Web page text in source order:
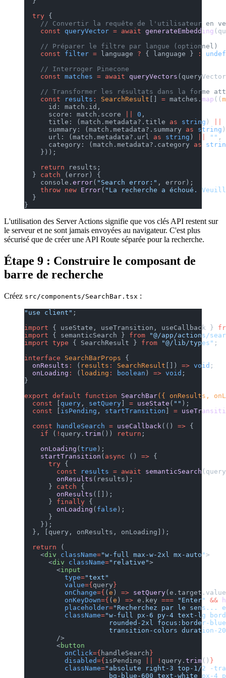
  try
{
// Convertir la requête de l'utilisateur en
    const
queryVector = await generateEmbedding
    // Préparer le filtre par langue (optionnel)
    const
filter = language ? { language } :
    // Interroger Pinecone
    const
matches = await queryVectors
// Transformer les résultats dans la forme
    const
results : SearchResult = matches. map ((
      id: match.id,
      score: match.score
0 ,
      title: (match.metadata?.title
as string )
      summary: (match.metadata?.summary
as string
      url: (match.metadata?.url
as string ) "" ,
      category: (match.metadata?.category
as
    }));
    return
results;
  }
catch (error) {
    console.
error( "Search error:" , error);
    throw
new Error( "La recherche a échoué.
  }
}
L'utilisation des Server Actions signifie que vos clés API restent sur
le serveur et ne sont jamais envoyées au navigateur. C'est plus
sécurisé que de créer une API Route séparée pour la recherche.
Étape 9 : Construire le composant de
barre de recherche
Créez src/components/SearchBar.tsx :
"use client" ;
import { useState, useTransition, useCallback }
import { semanticSearch } from "@/app/actions/
import type { SearchResult } from "@/lib/types" ;
interface SearchBarProps {
  onResults
: ( results : SearchResult []) => void ;
  onLoading
: ( loading : boolean ) => void ;
}
export default function SearchBar({ onResults,
  const
query , setQuery = useState ( "" );
  const
isPending , startTransition =
  const
handleSearch = useCallback(() => {
    if
( ! query. trim()) return ;
    onLoading
( true );
    startTransition
( async () => {
      try
{
        const
results = await semanticSearch
        onResults
(results);
      }
catch {
        onResults
([]);
      }
finally {
        onLoading
( false );
      }
    });
  }, [query, onResults, onLoading]);
  return
(
    <
div className="w-full max-w-2xl mx-auto">
      <
div className="relative">
        <
input
          type
="text"
          value
={ query }
          onChange
={ ( e ) => setQuery
          onKeyDown
={ ( e ) => e.key === "Enter" &&
          placeholder
="Recherchez par le sens...
          className
="w-full px-6 py-4 text-lg
rounded-2xl focus:border-
transition-colors duration-
        />
        <
button
          onClick
={ handleSearch }
          disabled
={ isPending ! query. trim () }
          className
="absolute right-3 top-1/2 -
bg-blue-600 text-white px-4